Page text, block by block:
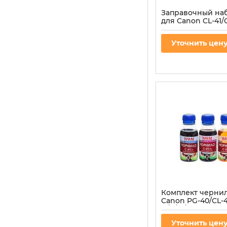
Заправочный
для Canon CL-41/
мл) 3шт x 20 мл
Артикул:IR3.C41/C
Уточнить
Комплект
Canon PG-40/CL-
B/C/M/Y
(C40/41SET-2)
Уточнить